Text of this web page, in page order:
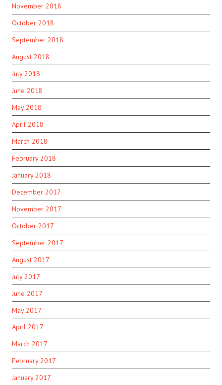
November 2018
October 2018
September 2018
August 2018
July 2018
June 2018
May 2018
April 2018
March 2018
February 2018
January 2018
December 2017
November 2017
October 2017
September 2017
August 2017
July 2017
June 2017
May 2017
April 2017
March 2017
February 2017
January 2017